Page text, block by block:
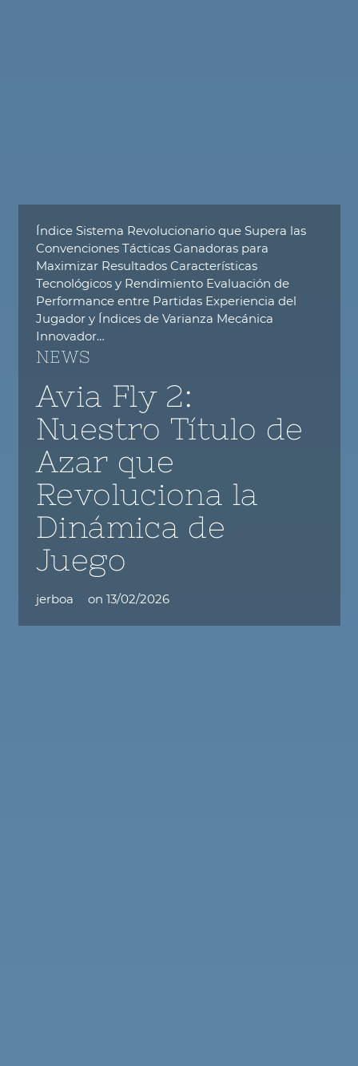
Índice Sistema Revolucionario que Supera las
Convenciones Tácticas Ganadoras para
Maximizar Resultados Características
Tecnológicos y Rendimiento Evaluación de
Performance entre Partidas Experiencia del
Jugador y Índices de Varianza Mecánica
Innovador…
NEWS
Avia Fly 2:
Nuestro Título de
Azar que
Revoluciona la
Dinámica de
Juego
jerboa on 13/02/2026